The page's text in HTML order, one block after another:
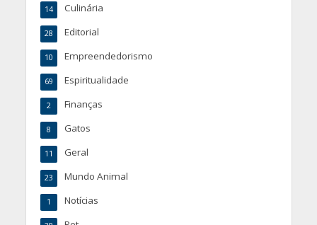
Culinária
14
Editorial
28
Empreendedorismo
10
Espiritualidade
69
Finanças
2
Gatos
8
Geral
11
Mundo Animal
23
Notícias
1